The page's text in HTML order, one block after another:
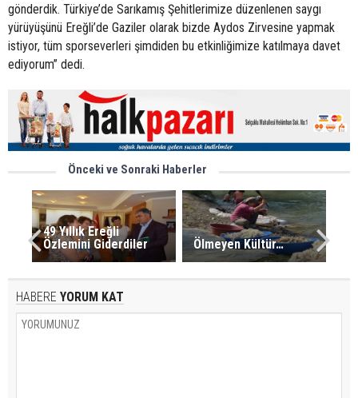
gönderdik. Türkiye’de Sarıkamış Şehitlerimize düzenlenen saygı
yürüyüşünü Ereğli’de Gaziler olarak bizde Aydos Zirvesine yapmak
istiyor, tüm sporseverleri şimdiden bu etkinliğimize katılmaya davet
ediyorum” dedi.
Önceki ve Sonraki Haberler
49 Yıllık Ereğli
Özlemini Giderdiler
Ölmeyen Kültür…
HABERE YORUM KAT